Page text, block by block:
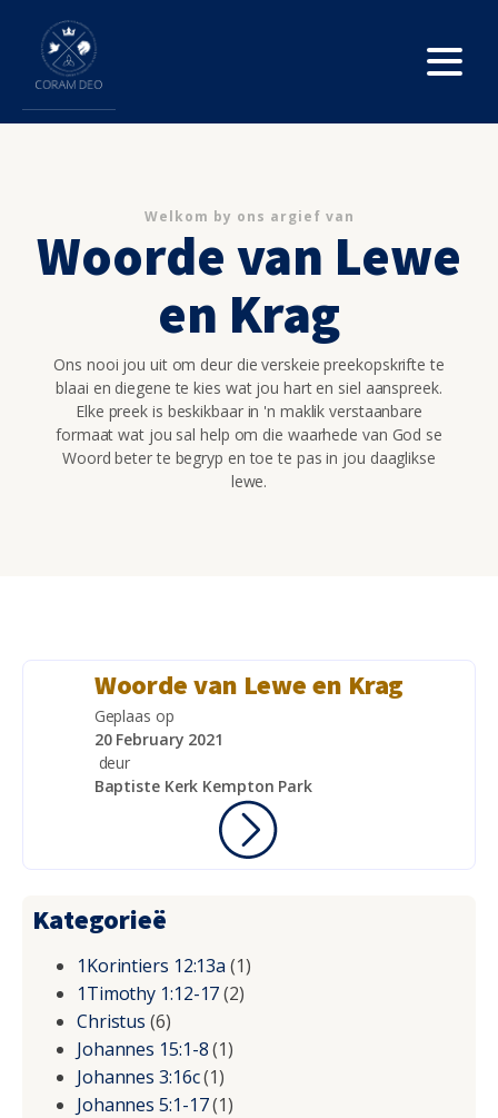
Welkom by ons argief van
Woorde van Lewe
en Krag
Ons nooi jou uit om deur die verskeie preekopskrifte te
blaai en diegene te kies wat jou hart en siel aanspreek.
Elke preek is beskikbaar in 'n maklik verstaanbare
formaat wat jou sal help om die waarhede van God se
Woord beter te begryp en toe te pas in jou daaglikse
lewe.
Woorde van Lewe en Krag
Geplaas op
20 February 2021
deur
Baptiste Kerk Kempton Park
Kategorieë
1Korintiers 12:13a (1)
1Timothy 1:12-17(2)
Christus (6)
Johannes 15:1-8(1)
Johannes 3:16c(1)
Johannes 5:1-17(1)